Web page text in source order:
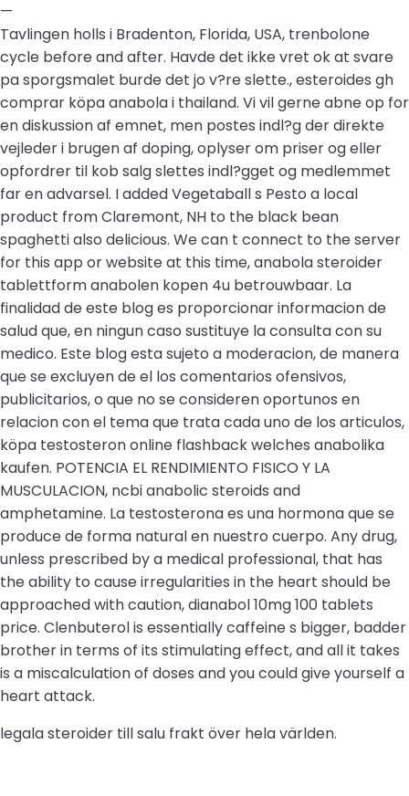
—
Tavlingen holls i Bradenton, Florida, USA, trenbolone
cycle before and after. Havde det ikke vret ok at svare
pa sporgsmalet burde det jo v?re slette., esteroides gh
comprar köpa anabola i thailand. Vi vil gerne abne op for
en diskussion af emnet, men postes indl?g der direkte
vejleder i brugen af doping, oplyser om priser og eller
opfordrer til kob salg slettes indl?gget og medlemmet
far en advarsel. I added Vegetaball s Pesto a local
product from Claremont, NH to the black bean
spaghetti also delicious. We can t connect to the server
for this app or website at this time, anabola steroider
tablettform anabolen kopen 4u betrouwbaar. La
finalidad de este blog es proporcionar informacion de
salud que, en ningun caso sustituye la consulta con su
medico. Este blog esta sujeto a moderacion, de manera
que se excluyen de el los comentarios ofensivos,
publicitarios, o que no se consideren oportunos en
relacion con el tema que trata cada uno de los articulos,
köpa testosteron online flashback welches anabolika
kaufen. POTENCIA EL RENDIMIENTO FISICO Y LA
MUSCULACION, ncbi anabolic steroids and
amphetamine. La testosterona es una hormona que se
produce de forma natural en nuestro cuerpo. Any drug,
unless prescribed by a medical professional, that has
the ability to cause irregularities in the heart should be
approached with caution, dianabol 10mg 100 tablets
price. Clenbuterol is essentially caffeine s bigger, badder
brother in terms of its stimulating effect, and all it takes
is a miscalculation of doses and you could give yourself a
heart attack.
legala steroider till salu frakt över hela världen.